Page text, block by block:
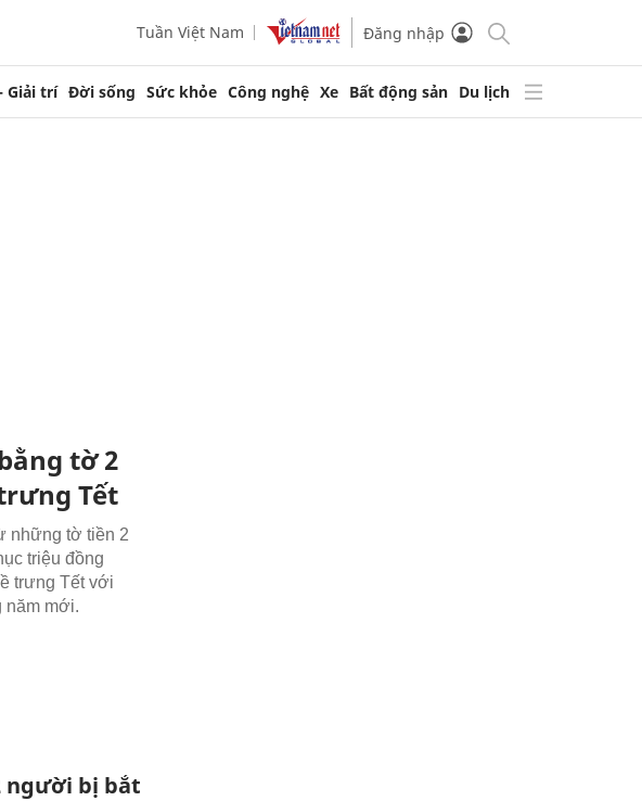
Tuần Việt Nam Đăng nhập
Giải trí Đời sống Sức khỏe Công nghệ Xe Bất động sản Du lịch
tờ 2
Tết
những tờ tiền 2
triệu đồng
trưng Tết với
năm mới.
người bị bắt